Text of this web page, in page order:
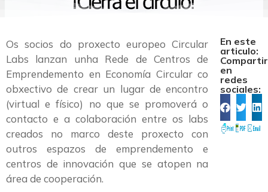
Os socios do proxecto europeo Circular
Labs lanzan unha Rede de Centros de
Emprendemento en Economía Circular co
obxectivo de crear un lugar de encontro
(virtual e físico) no que se promoverá o
contacto e a colaboración entre os labs
creados no marco deste proxecto con
outros espazos de emprendemento e
centros de innovación que se atopen na
área de cooperación.
En este
articulo:
Compartir
en
redes
sociales: